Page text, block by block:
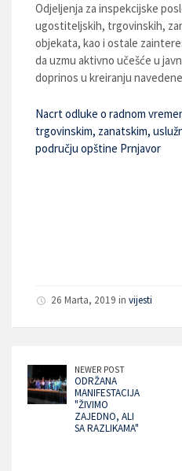
Odjeljenja za inspekcijske
ugostiteljskih, trgovinskih,
objekata, kao i ostale
da uzmu aktivno učešće u
doprinos u kreiranju
Nacrt odluke o radnom
trgovinskim, zanatskim,
području opštine Prnjavor
26 Marta, 2019 in vijesti
NEWER POST
ODRŽANA
MANIFESTACIJA
"ŽIVIMO
ZAJEDNO, ALI
SA RAZLIKAMA"